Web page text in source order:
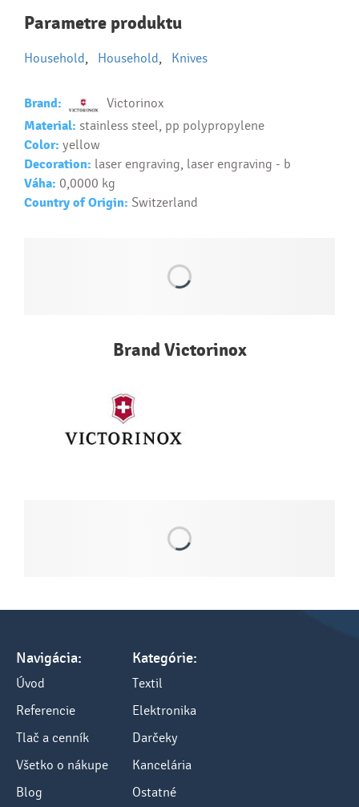
Najčastejšie otázky pri nákupe
reklamných predmetov
Ako realizujete potlač na reklamné premedy?
Ako si vybrať správny predmet?
Text...
Parametre produktu
Household Household Knives
Brand: Victorinox
Material: stainless steel, pp polypropylene
Color: yellow
Decoration: laser engraving, laser engraving - b
Váha: 0,0000 kg
Country of Origin: Switzerland
Brand Victorinox
Navigácia:
Úvod
Referencie
Tlač a cenník
Všetko o nákupe
Blog
Kategórie:
Textil
Elektronika
Darčeky
Kancelária
Ostatné